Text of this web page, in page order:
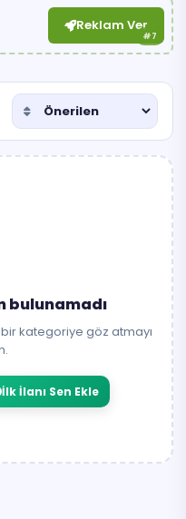
#7
Reklam Ver
bulunamadı
kategoriye göz atmayı
İlk İlanı Sen Ekle